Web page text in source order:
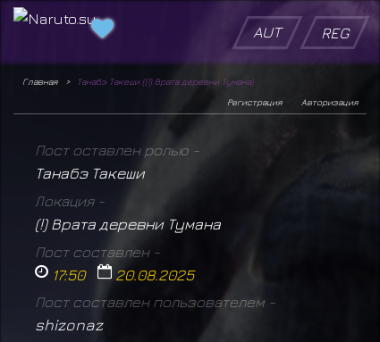
AUT REG
Главная
Танабэ Такеши ((!) Врата деревни Тумана)
Авторизация
Регистрация
Пост оставлен ролью -
Танабэ Такеши
Локация -
(!) Врата деревни Тумана
Пост составлен -
17:50 20.08.2025
Пост составлен пользователем -
shizonaz